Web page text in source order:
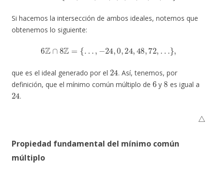
Si hacemos la intersección de ambos ideales, notemos que
obtenemos lo siguiente:
6Z∩8 ={ 24,0 ,24,48,72,…
que es el ideal generado por el
24
. Así, tenemos, por
definición, que el mínimo común múltiplo de
6
y
8
es igual a
24
.
△
Propiedad fundamental del mínimo común
múltiplo